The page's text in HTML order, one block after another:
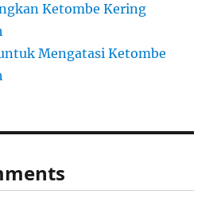
Ketombe Kering
Mengatasi Ketombe